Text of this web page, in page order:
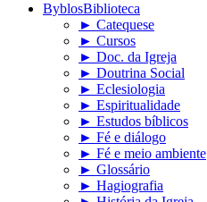
ByblosBiblioteca
► Catequese
► Cursos
► Doc. da Igreja
► Doutrina Social
► Eclesiologia
► Espiritualidade
► Estudos bíblicos
► Fé e diálogo
► Fé e meio ambiente
► Glossário
► Hagiografia